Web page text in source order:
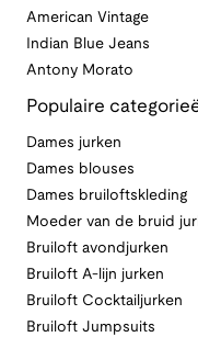
American Vintage
Indian Blue Jeans
Antony Morato
Populaire
Dames jurken
Dames blouses
Dames bruiloftskleding
Moeder van de bruid
Bruiloft avondjurken
Bruiloft A-lijn jurken
Bruiloft Cocktailjurken
Bruiloft Jumpsuits